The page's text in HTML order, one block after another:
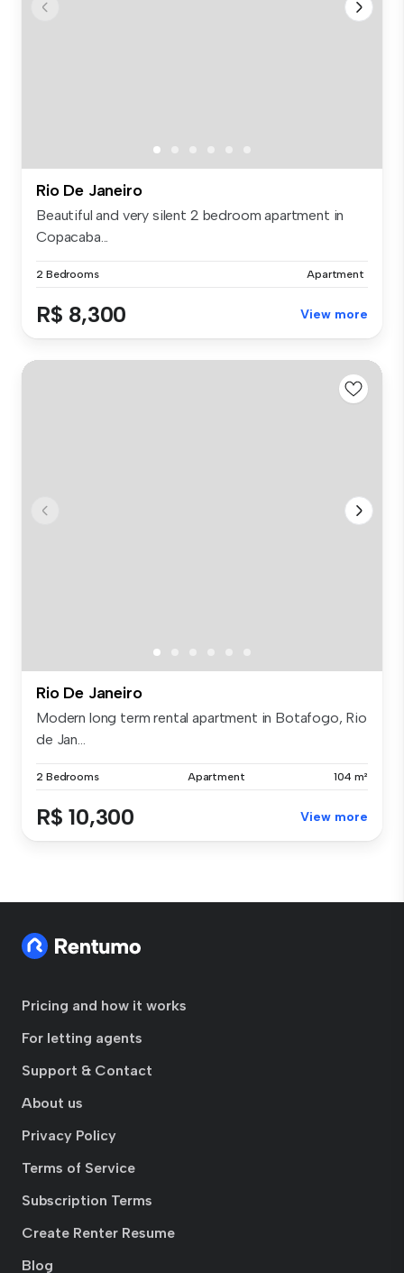
Rio De Janeiro
Beautiful and very silent 2 bedroom apartment in
Copacaba...
2 Bedrooms Apartment
R$ 8,300 View more
Rio De Janeiro
Modern long term rental apartment in Botafogo, Rio
de Jan...
2 Bedrooms Apartment 104 m²
R$ 10,300 View more
Pricing and how it works
For letting agents
Support & Contact
About us
Privacy Policy
Terms of Service
Subscription Terms
Create Renter Resume
Blog